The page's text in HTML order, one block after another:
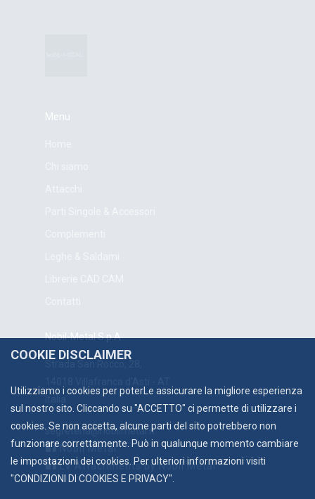
Menu
Nobil-Metal S.p.A
segreteria@nobilmetal.it
Nobil Metal
LV Attachments by Nobil Metal
COOKIE DISCLAIMER
Utilizziamo i cookies per poterLe assicurare la migliore esperienza
sul nostro sito. Cliccando su "ACCETTO" ci permette di utilizzare i
cookies. Se non accetta, alcune parti del sito potrebbero non
funzionare correttamente. Può in qualunque momento cambiare
le impostazioni dei cookies. Per ulteriori informazioni visiti
"CONDIZIONI DI COOKIES E PRIVACY".